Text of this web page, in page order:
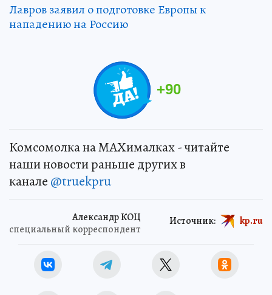
Лавров заявил о подготовке Европы к
нападению на Россию
+90
Комсомолка на MAXималках - читайте
наши новости раньше других в
канале @truekpru
Александр КОЦ
специальный корреспондент
Источник: kp.ru